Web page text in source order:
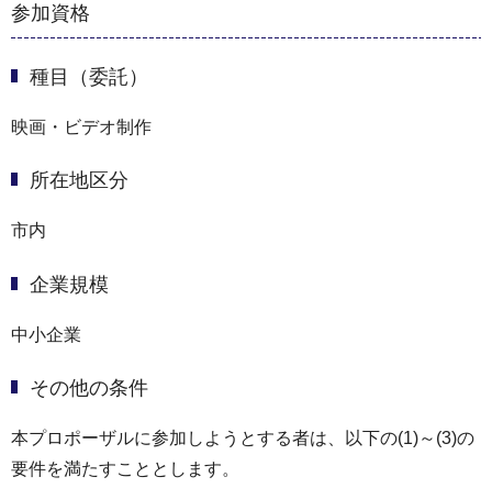
参加資格
種目（委託）
映画・ビデオ制作
所在地区分
市内
企業規模
中小企業
その他の条件
本プロポーザルに参加しようとする者は、以下の(1)～(3)の
要件を満たすこととします。